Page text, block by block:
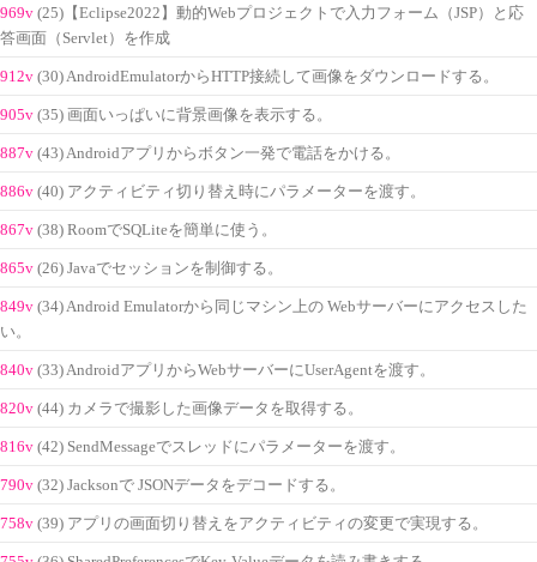
969v (25)【Eclipse2022】動的Webプロジェクトで入力フォーム（JSP）と応
答画面（Servlet）を作成
912v (30) AndroidEmulatorからHTTP接続して画像をダウンロードする。
905v (35) 画面いっぱいに背景画像を表示する。
887v (43) Androidアプリからボタン一発で電話をかける。
886v (40) アクティビティ切り替え時にパラメーターを渡す。
867v (38) RoomでSQLiteを簡単に使う。
865v (26) Javaでセッションを制御する。
849v (34) Android Emulatorから同じマシン上の Webサーバーにアクセスした
い。
840v (33) AndroidアプリからWebサーバーにUserAgentを渡す。
820v (44) カメラで撮影した画像データを取得する。
816v (42) SendMessageでスレッドにパラメーターを渡す。
790v (32) Jacksonで JSONデータをデコードする。
758v (39) アプリの画面切り替えをアクティビティの変更で実現する。